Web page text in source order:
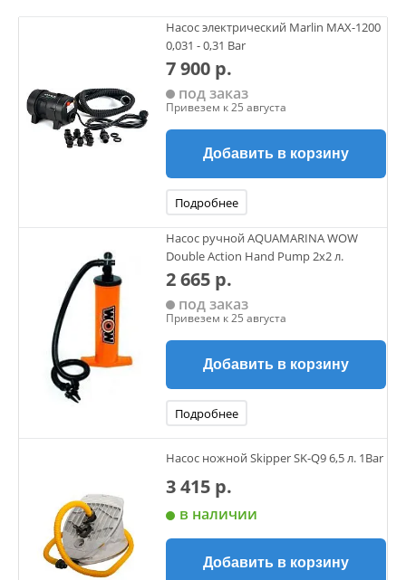
Насос электрический Marlin MAX-1200
0,031 - 0,31 Bar
7 900 р.
под заказ
Привезем к 25 августа
Добавить в корзину
Подробнее
Насос ручной AQUAMARINA WOW
Double Action Hand Pump 2х2 л.
2 665 р.
под заказ
Привезем к 25 августа
Добавить в корзину
Подробнее
Насос ножной Skipper SK-Q9 6,5 л. 1Bar
3 415 р.
в наличии
Добавить в корзину